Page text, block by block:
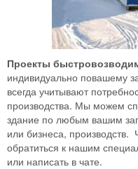
Проекты
индивидуально повашему
всегда учитывают
производства. Мы можем
здание по любым вашим
или бизнеса,
обратиться к нашим
или написать в чате.